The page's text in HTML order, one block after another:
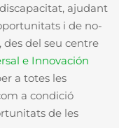
ajudant
i de no-
del seu centre
e Innovación
a totes les
a condició
de les